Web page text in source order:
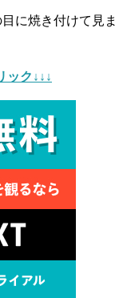
に焼き付けて見ま
ック↓↓↓